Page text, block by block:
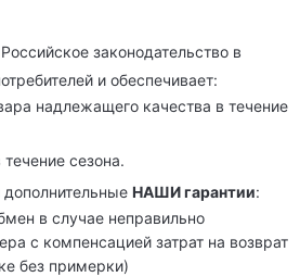
законодательство в
и обеспечивает:
надлежащего качества в течение
сезона.
НАШИ гарантии:
в случае неправильно
с компенсацией затрат на возврат
без примерки)